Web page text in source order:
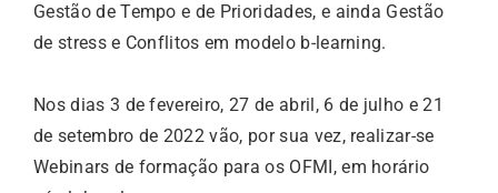
Gestão de Tempo e de Prioridades, e ainda Gestão
de stress e Conflitos em modelo b-learning.
Nos dias 3 de fevereiro, 27 de abril, 6 de julho e 21
de setembro de 2022 vão, por sua vez, realizar-se
Webinars de formação para os OFMI, em horário